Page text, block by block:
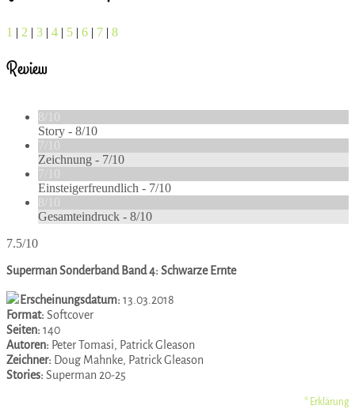
1 | 2 | 3 | 4 | 5 | 6 | 7 | 8
Review
8/10
Story - 8/10
7/10
Zeichnung - 7/10
7/10
Einsteigerfreundlich - 7/10
8/10
Gesamteindruck - 8/10
7.5/10
Superman Sonderband Band 4: Schwarze Ernte
Erscheinungsdatum: 13.03.2018
Format: Softcover
Seiten: 140
Autoren: Peter Tomasi, Patrick Gleason
Zeichner: Doug Mahnke, Patrick Gleason
Stories: Superman 20-25
* Erklärung